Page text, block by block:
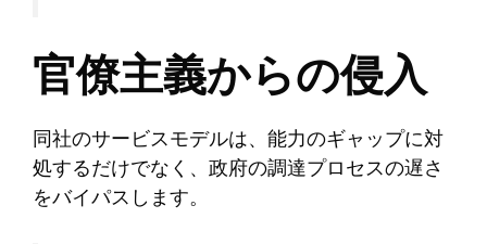
官僚主義からの侵入
同社のサービスモデルは、能力のギャップに対
処するだけでなく、政府の調達プロセスの遅さ
をバイパスします。